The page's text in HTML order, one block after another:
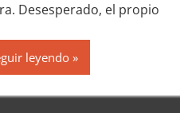
Desesperado, el propio
leyendo